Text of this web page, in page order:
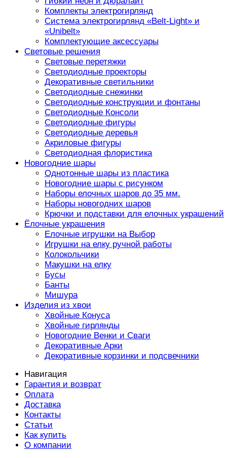
Комплекты электрогирлянд
Система электрогирлянд «Belt-Light» и
«Unibelt»
Комплектующие аксессуары
Световые решения
Световые перетяжки
Светодиодные проекторы
Декоративные светильники
Светодиодные снежинки
Светодиодные конструкции и фонтаны
Светодиодные Консоли
Светодиодные фигуры
Светодиодные деревья
Акриловые фигуры
Светодиодная флористика
Новогодние шары
Однотонные шары из пластика
Новогодние шары с рисунком
Наборы елочных шаров до 35 мм.
Наборы новогодних шаров
Крючки и подставки для елочных украшений
Ёлочные украшения
Елочные игрушки на Выбор
Игрушки на елку ручной работы
Колокольчики
Макушки на елку
Бусы
Банты
Мишура
Изделия из хвои
Хвойные Конуса
Хвойные гирлянды
Новогодние Венки и Сваги
Декоративные Арки
Декоративные корзинки и подсвечники
Навигация
Гарантия и возврат
Оплата
Доставка
Контакты
Статьи
Как купить
О компании